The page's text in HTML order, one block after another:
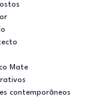
Mate
contemporâneos